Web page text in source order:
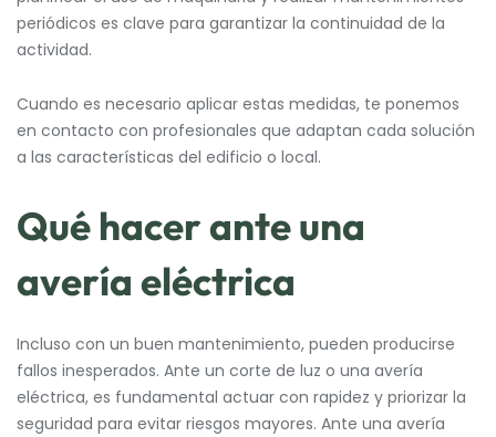
periódicos es clave para garantizar la continuidad de la
actividad.
Cuando es necesario aplicar estas medidas, te ponemos
en contacto con profesionales que adaptan cada solución
a las características del edificio o local.
Qué hacer ante una
avería eléctrica
Incluso con un buen mantenimiento, pueden producirse
fallos inesperados. Ante un corte de luz o una avería
eléctrica, es fundamental actuar con rapidez y priorizar la
seguridad para evitar riesgos mayores. Ante una avería